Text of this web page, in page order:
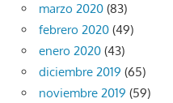
marzo 2020 (83)
febrero 2020 (49)
enero 2020 (43)
diciembre 2019 (65)
noviembre 2019 (59)